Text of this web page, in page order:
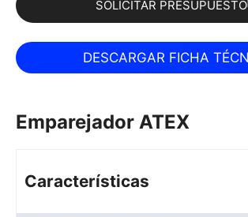
SOLICITAR PRESUPUESTO
Emparejador ATEX
Características